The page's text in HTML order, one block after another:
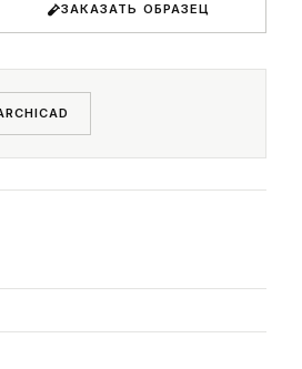
ЗАКАЗАТЬ ОБРАЗЕЦ